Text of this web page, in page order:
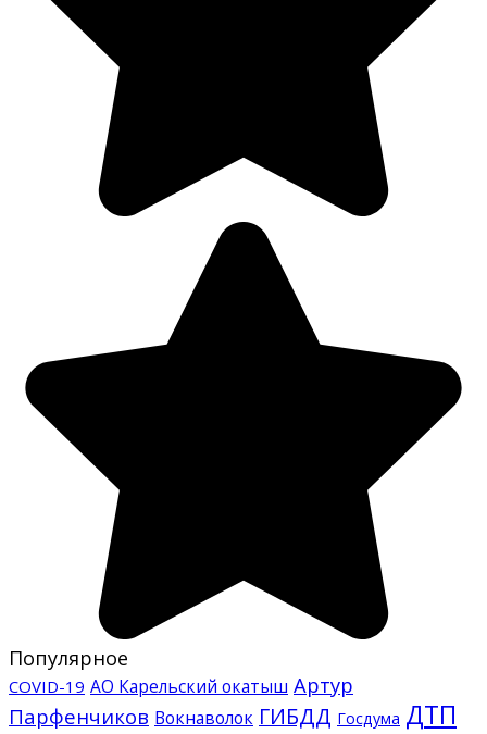
Популярное
COVID-19 АО Карельский окатыш Артур
Парфенчиков Вокнаволок ГИБДД Госдума ДТП